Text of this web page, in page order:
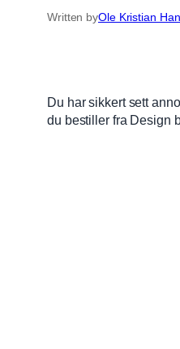
Written byOle Kristian
Du har sikkert sett
du bestiller fra Design